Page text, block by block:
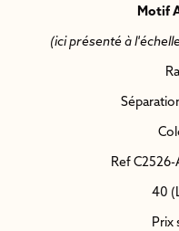
Motif
(ici présenté à
Ref
40
Prix